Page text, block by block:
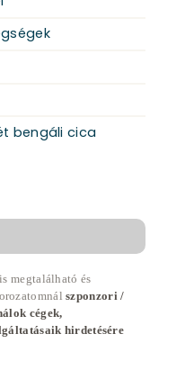
bengáli cica
megtalálható és
szponzori /
cégek,
hirdetésére